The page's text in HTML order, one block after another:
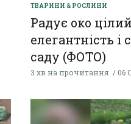
ТВАРИНИ & РОСЛИНИ
Радує око
елегантність
саду (ФОТО)
3 хв на прочитання 06